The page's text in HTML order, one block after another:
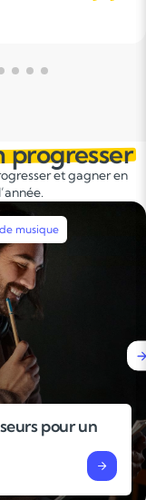
progresser
et gagner en
Stages intensifs
avant la